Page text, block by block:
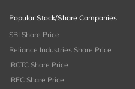
Popular Stock/Share Companies
SBI Share Price
Reliance Industries Share Price
IRCTC Share Price
IRFC Share Price